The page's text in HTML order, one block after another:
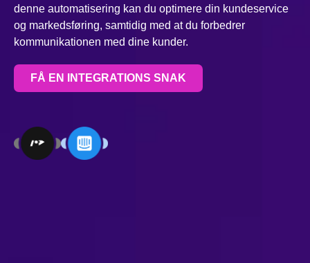
denne automatisering kan du optimere din kundeservice
og markedsføring, samtidig med at du forbedrer
kommunikationen med dine kunder.
FÅ EN INTEGRATIONS SNAK